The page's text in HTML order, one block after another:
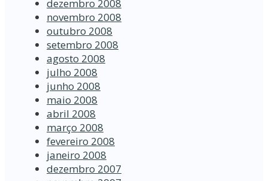
dezembro 2008
novembro 2008
outubro 2008
setembro 2008
agosto 2008
julho 2008
junho 2008
maio 2008
abril 2008
março 2008
fevereiro 2008
janeiro 2008
dezembro 2007